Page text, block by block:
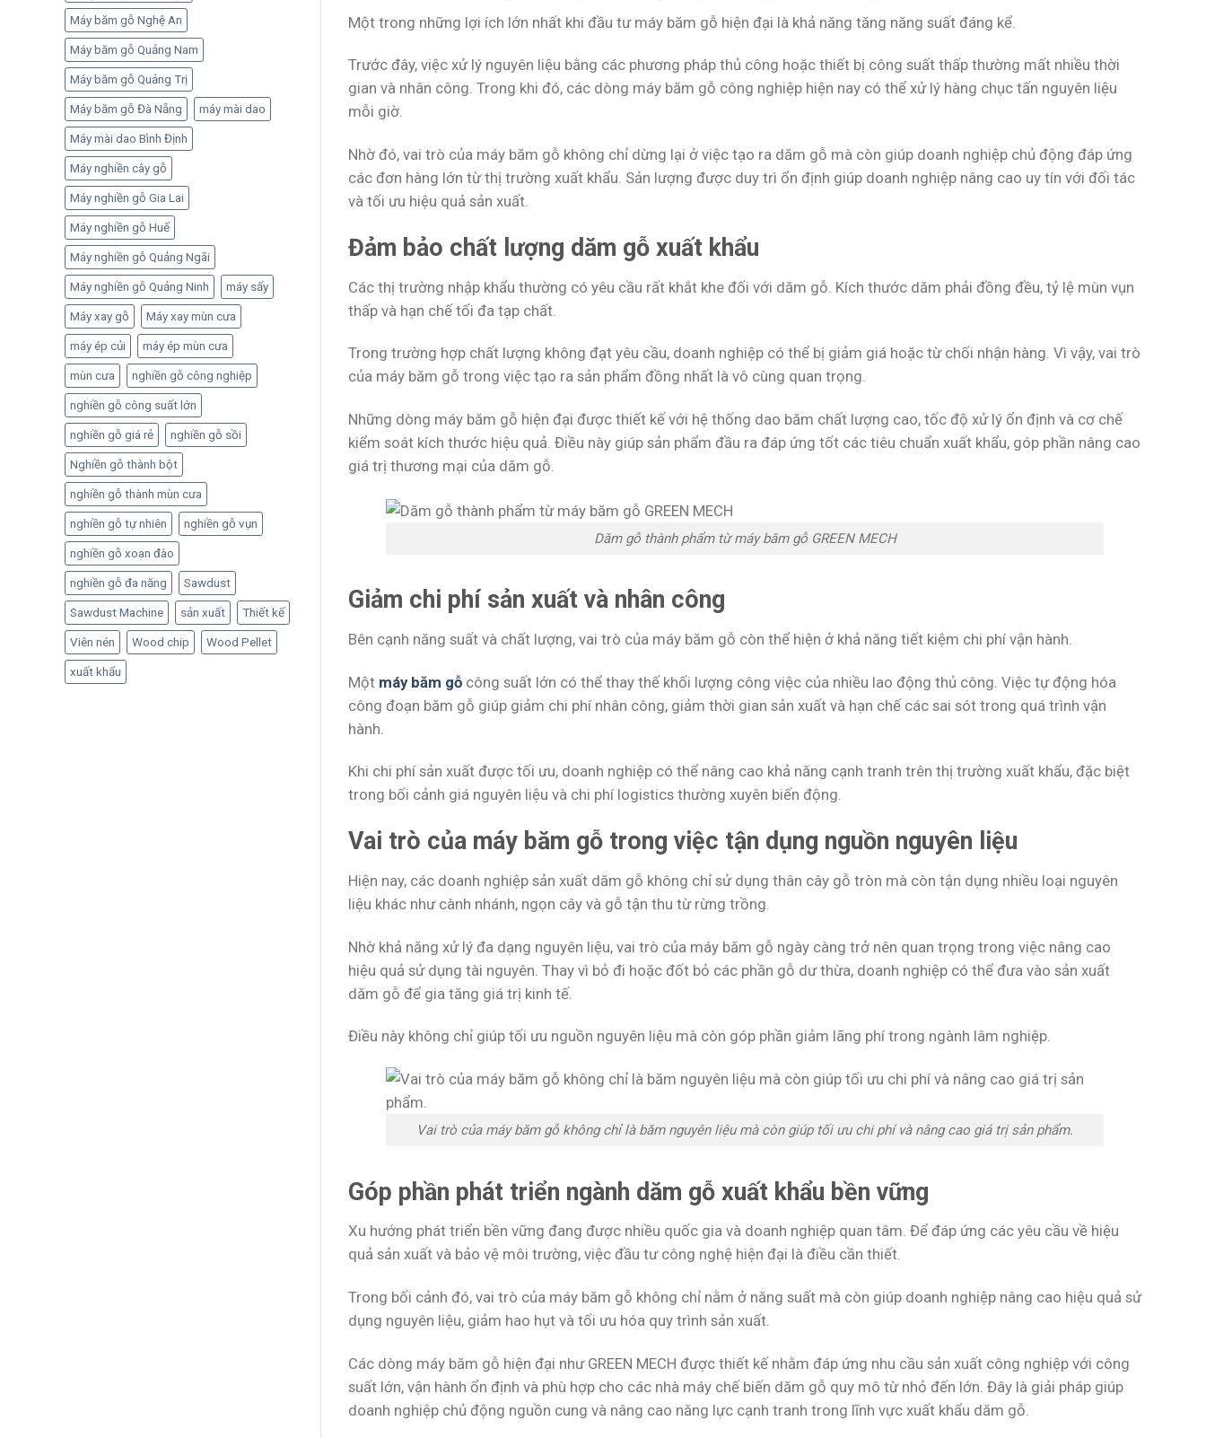
Máy băm gỗ Nghệ An
Máy băm gỗ Quảng Nam
Máy băm gỗ Quảng Trị
Máy băm gỗ Đà Nẵng máy mài dao
Máy mài dao Bình Định
Máy nghiền cây gỗ
Máy nghiền gỗ Gia Lai
Máy nghiền gỗ Huế
Máy nghiền gỗ Quảng Ngãi
Máy nghiền gỗ Quảng Ninh máy sấy
Máy xay gỗ Máy xay mùn cưa
máy ép củi máy ép mùn cưa
mùn cưa nghiền gỗ công nghiệp
nghiền gỗ công suất lớn
nghiền gỗ giá rẻ nghiền gỗ sồi
Nghiền gỗ thành bột
nghiền gỗ thành mùn cưa
nghiền gỗ tự nhiên nghiền gỗ vụn
nghiền gỗ xoan đào
nghiền gỗ đa năng Sawdust
Sawdust Machine sản xuất Thiết kế
Viên nén Wood chip Wood Pellet
xuất khẩu
Một trong những lợi ích lớn nhất khi đầu tư máy băm gỗ hiện đại là khả năng tăng năng suất đáng kể.
Trước đây, việc xử lý nguyên liệu bằng các phương pháp thủ công hoặc thiết bị công suất thấp thường mất nhiều thời
gian và nhân công. Trong khi đó, các dòng máy băm gỗ công nghiệp hiện nay có thể xử lý hàng chục tấn nguyên liệu
mỗi giờ.
Nhờ đó, vai trò của máy băm gỗ không chỉ dừng lại ở việc tạo ra dăm gỗ mà còn giúp doanh nghiệp chủ động đáp ứng
các đơn hàng lớn từ thị trường xuất khẩu. Sản lượng được duy trì ổn định giúp doanh nghiệp nâng cao uy tín với đối tác
và tối ưu hiệu quả sản xuất.
Đảm bảo chất lượng dăm gỗ xuất khẩu
Các thị trường nhập khẩu thường có yêu cầu rất khắt khe đối với dăm gỗ. Kích thước dăm phải đồng đều, tỷ lệ mùn vụn
thấp và hạn chế tối đa tạp chất.
Trong trường hợp chất lượng không đạt yêu cầu, doanh nghiệp có thể bị giảm giá hoặc từ chối nhận hàng. Vì vậy, vai trò
của máy băm gỗ trong việc tạo ra sản phẩm đồng nhất là vô cùng quan trọng.
Những dòng máy băm gỗ hiện đại được thiết kế với hệ thống dao băm chất lượng cao, tốc độ xử lý ổn định và cơ chế
kiểm soát kích thước hiệu quả. Điều này giúp sản phẩm đầu ra đáp ứng tốt các tiêu chuẩn xuất khẩu, góp phần nâng cao
giá trị thương mại của dăm gỗ.
Dăm gỗ thành phẩm từ máy băm gỗ GREEN MECH
Giảm chi phí sản xuất và nhân công
Bên cạnh năng suất và chất lượng, vai trò của máy băm gỗ còn thể hiện ở khả năng tiết kiệm chi phí vận hành.
Một máy băm gỗ công suất lớn có thể thay thế khối lượng công việc của nhiều lao động thủ công. Việc tự động hóa
công đoạn băm gỗ giúp giảm chi phí nhân công, giảm thời gian sản xuất và hạn chế các sai sót trong quá trình vận
hành.
Khi chi phí sản xuất được tối ưu, doanh nghiệp có thể nâng cao khả năng cạnh tranh trên thị trường xuất khẩu, đặc biệt
trong bối cảnh giá nguyên liệu và chi phí logistics thường xuyên biến động.
Vai trò của máy băm gỗ trong việc tận dụng nguồn nguyên liệu
Hiện nay, các doanh nghiệp sản xuất dăm gỗ không chỉ sử dụng thân cây gỗ tròn mà còn tận dụng nhiều loại nguyên
liệu khác như cành nhánh, ngọn cây và gỗ tận thu từ rừng trồng.
Nhờ khả năng xử lý đa dạng nguyên liệu, vai trò của máy băm gỗ ngày càng trở nên quan trọng trong việc nâng cao
hiệu quả sử dụng tài nguyên. Thay vì bỏ đi hoặc đốt bỏ các phần gỗ dư thừa, doanh nghiệp có thể đưa vào sản xuất
dăm gỗ để gia tăng giá trị kinh tế.
Điều này không chỉ giúp tối ưu nguồn nguyên liệu mà còn góp phần giảm lãng phí trong ngành lâm nghiệp.
Vai trò của máy băm gỗ không chỉ là băm nguyên liệu mà còn giúp tối ưu chi phí và nâng cao giá trị sản phẩm.
Góp phần phát triển ngành dăm gỗ xuất khẩu bền vững
Xu hướng phát triển bền vững đang được nhiều quốc gia và doanh nghiệp quan tâm. Để đáp ứng các yêu cầu về hiệu
quả sản xuất và bảo vệ môi trường, việc đầu tư công nghệ hiện đại là điều cần thiết.
Trong bối cảnh đó, vai trò của máy băm gỗ không chỉ nằm ở năng suất mà còn giúp doanh nghiệp nâng cao hiệu quả sử
dụng nguyên liệu, giảm hao hụt và tối ưu hóa quy trình sản xuất.
Các dòng máy băm gỗ hiện đại như GREEN MECH được thiết kế nhằm đáp ứng nhu cầu sản xuất công nghiệp với công
suất lớn, vận hành ổn định và phù hợp cho các nhà máy chế biến dăm gỗ quy mô từ nhỏ đến lớn. Đây là giải pháp giúp
doanh nghiệp chủ động nguồn cung và nâng cao năng lực cạnh tranh trong lĩnh vực xuất khẩu dăm gỗ.